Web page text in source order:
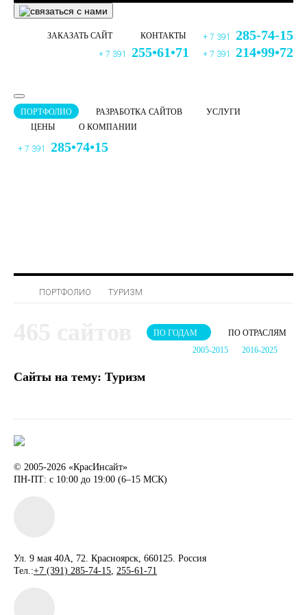
ЗАКАЗАТЬ САЙТ КОНТАКТЫ + 7 391 285-74-15
+ 7 391 255•61•71 + 7 391 214•99•72
ПОРТФОЛИО РАЗРАБОТКА САЙТОВ
УСЛУГИ
ЦЕНЫ
О КОМПАНИИ
+ 7 391 285•74•15
ПОРТФОЛИО ТУРИЗМ
2005-2015 2016-2025
ПО ГОДАМ ПО ОТРАСЛЯМ
Сайты на тему: Туризм
© 2005-2026 «КрасИнсайт»
ПН-ПТ: с 10:00 до 19:00 (6–15 МСК)
Ул. 9 мая 40А, 72. Красноярск, 660125. Россия
Тел.:+7 (391) 285-74-15, 255-61-71